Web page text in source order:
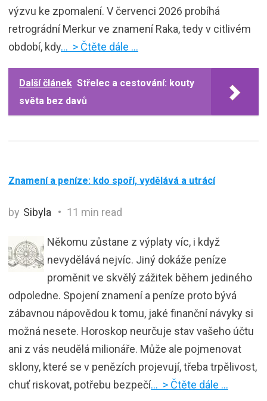
výzvu ke zpomalení. V červenci 2026 probíhá
retrográdní Merkur ve znamení Raka, tedy v citlivém
období, kdy… > Čtěte dále …
Další článek Střelec a cestování: kouty
světa bez davů
Znamení a peníze: kdo spoří, vydělává a utrácí
by Sibyla 11 min read
Někomu zůstane z výplaty víc, i když
nevydělává nejvíc. Jiný dokáže peníze
proměnit ve skvělý zážitek během jediného
odpoledne. Spojení znamení a peníze proto bývá
zábavnou nápovědou k tomu, jaké finanční návyky si
možná nesete. Horoskop neurčuje stav vašeho účtu
ani z vás neudělá milionáře. Může ale pojmenovat
sklony, které se v penězích projevují, třeba trpělivost,
chuť riskovat, potřebu bezpečí… > Čtěte dále …